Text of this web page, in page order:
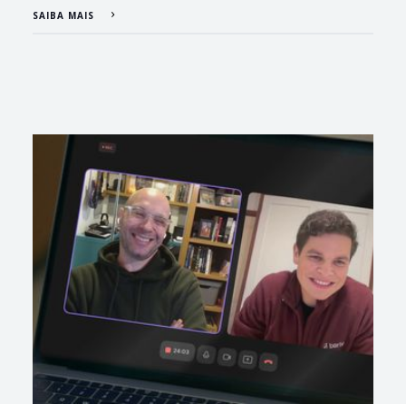
SAIBA MAIS